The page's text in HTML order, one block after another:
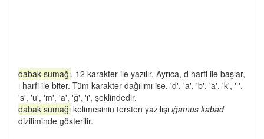
dabak sumağı, 12 karakter ile yazılır. Ayrıca, d harfi ile başlar,
ı harfi ile biter. Tüm karakter dağılımı ise, 'd', 'a', 'b', 'a', 'k', ' ',
's', 'u', 'm', 'a', 'ğ', 'ı', şeklindedir.
dabak sumağı kelimesinin tersten yazılışı ığamus kabad
diziliminde gösterilir.